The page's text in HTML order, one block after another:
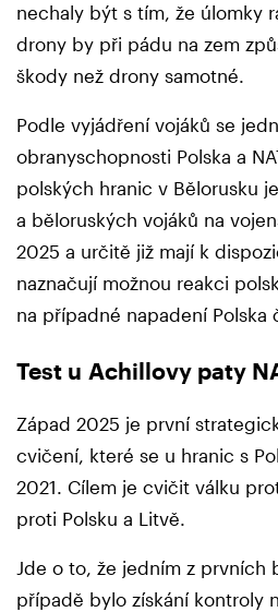
nechaly být s tím, že úlomky
drony by při pádu na zem
škody než drony samotné.
Podle vyjádření vojáků se
obranyschopnosti Polska a
polských hranic v Bělorusku
a běloruských vojáků na
2025 a určitě již mají k
naznačují možnou reakci
na případné napadení Polska
Test u Achillovy paty
Západ 2025 je první
cvičení, které se u hranic s
2021. Cílem je cvičit válku
proti Polsku a Litvě.
Jde o to, že jedním z prvních
případě bylo získání kontroly